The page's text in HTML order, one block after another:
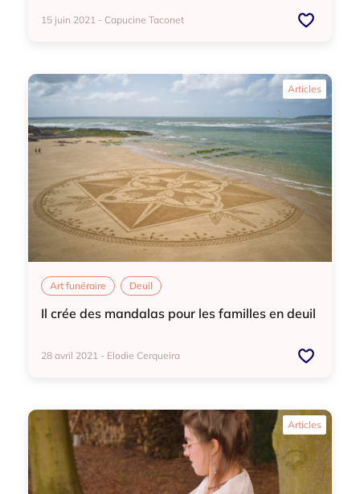
15 juin 2021 - Capucine Taconet
Rites funéraires
Art funéraire Deuil
Il crée des mandalas pour les familles en deuil
28 avril 2021 - Elodie Cerqueira
Articles
Articles